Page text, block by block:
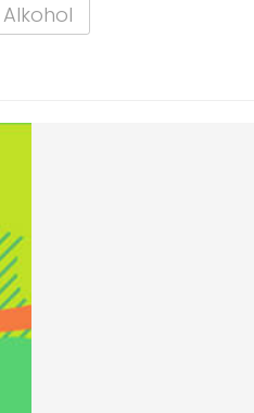
Alkohol